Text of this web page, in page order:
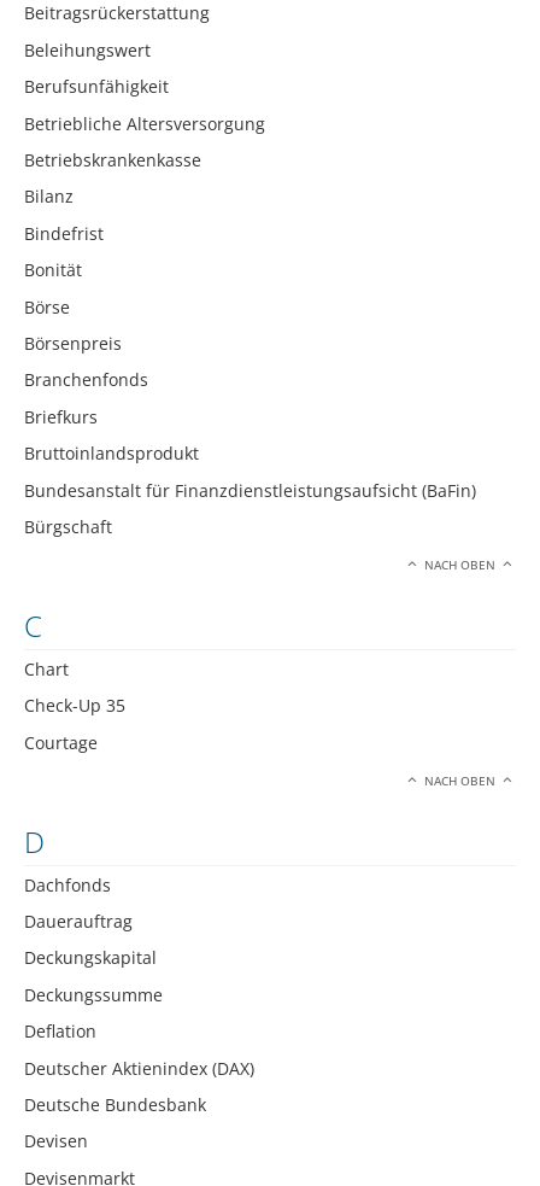
Beitragsrückerstattung
Beleihungswert
Berufsunfähigkeit
Betriebliche Altersversorgung
Betriebskrankenkasse
Bilanz
Bindefrist
Bonität
Börse
Börsenpreis
Branchenfonds
Briefkurs
Bruttoinlandsprodukt
Bundesanstalt für Finanzdienstleistungsaufsicht (BaFin)
Bürgschaft
NACH OBEN
C
Chart
Check-Up 35
Courtage
NACH OBEN
D
Dachfonds
Dauerauftrag
Deckungskapital
Deckungssumme
Deflation
Deutscher Aktienindex (DAX)
Deutsche Bundesbank
Devisen
Devisenmarkt